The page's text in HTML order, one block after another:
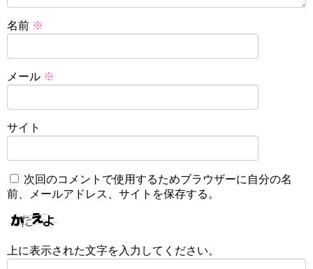
名前 ※
メール ※
サイト
次回のコメントで使用するためブラウザーに自分の名
前、メールアドレス、サイトを保存する。
上に表示された文字を入力してください。